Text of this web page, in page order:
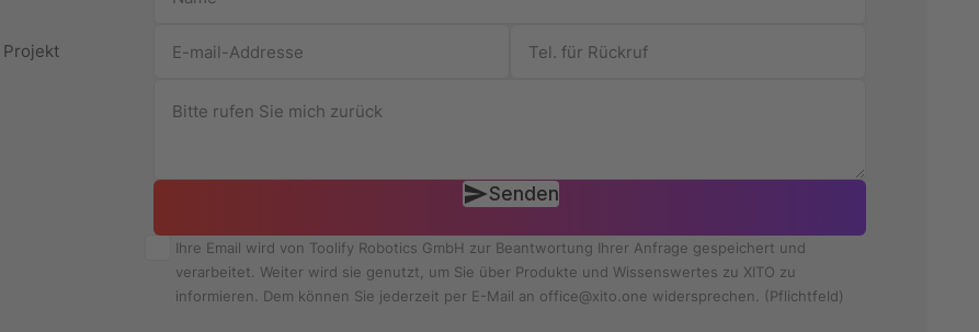
Senden
Ihre Email wird von Toolify Robotics GmbH zur Beantwortung Ihrer Anfrage gespeichert und
verarbeitet. Weiter wird sie genutzt, um Sie über Produkte und Wissenswertes zu XITO zu
informieren. Dem können Sie jederzeit per E-Mail an office@xito.one widersprechen. (Pflichtfeld)